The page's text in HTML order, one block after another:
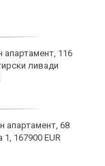
апартамент, 116
ливади
апартамент, 68
167900 EUR